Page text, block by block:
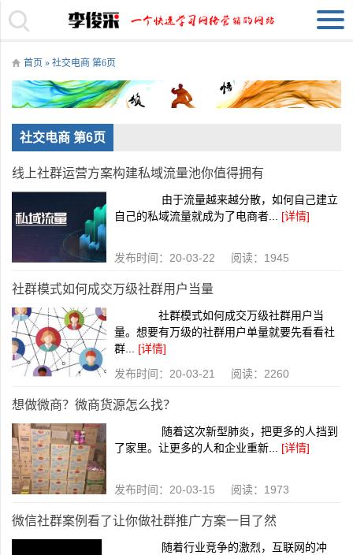
首页 » 社交电商 第6页
社交电商 第6页
线上社群运营方案构建私域流量池你值得拥有
由于流量越来越分散，如何自己建立
自己的私域流量就成为了电商者... [详情]
发布时间：20-03-22 阅读：1945
社群模式如何成交万级社群用户当量
社群模式如何成交万级社群用户当
量。想要有万级的社群用户单量就要先看看社
群... [详情]
发布时间：20-03-21 阅读：2260
想做微商？微商货源怎么找？
随着这次新型肺炎，把更多的人挡到
了家里。让更多的人和企业重新... [详情]
发布时间：20-03-15 阅读：1973
微信社群案例看了让你做社群推广方案一目了然
随着行业竞争的激烈，互联网的冲